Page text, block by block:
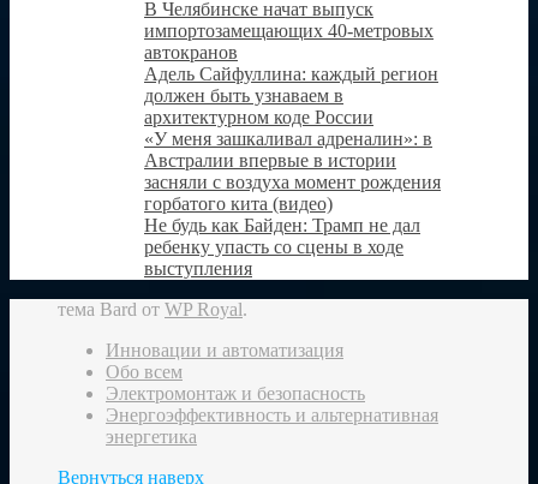
В Челябинске начат выпуск
импортозамещающих 40-метровых
автокранов
Адель Сайфуллина: каждый регион
должен быть узнаваем в
архитектурном коде России
«У меня зашкаливал адреналин»: в
Австралии впервые в истории
засняли с воздуха момент рождения
горбатого кита (видео)
Не будь как Байден: Трамп не дал
ребенку упасть со сцены в ходе
выступления
тема Bard от WP Royal.
Инновации и автоматизация
Обо всем
Электромонтаж и безопасность
Энергоэффективность и альтернативная
энергетика
Вернуться наверх